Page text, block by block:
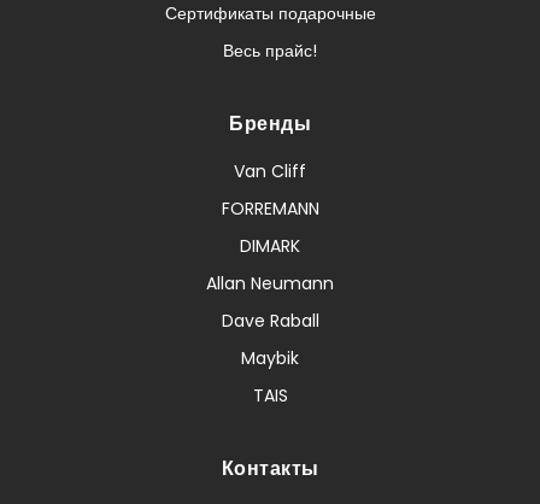
Сертификаты подарочные
Весь прайс!
Бренды
Van Cliff
FORREMANN
DIMARK
Allan Neumann
Dave Raball
Maybik
TAIS
Контакты